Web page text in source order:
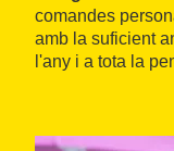
comandes
amb la suficient
l'any i a tota la